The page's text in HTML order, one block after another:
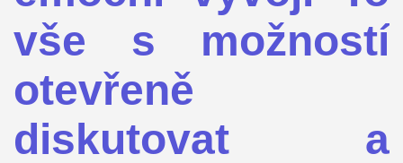
vše s možností
otevřeně
diskutovat a